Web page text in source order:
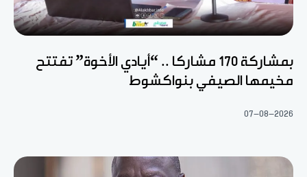
بمشاركة 170 مشاركا .. “أيادي الأخوة” تفتتح
مخيمها الصيفي بنواكشوط
07-08-2026